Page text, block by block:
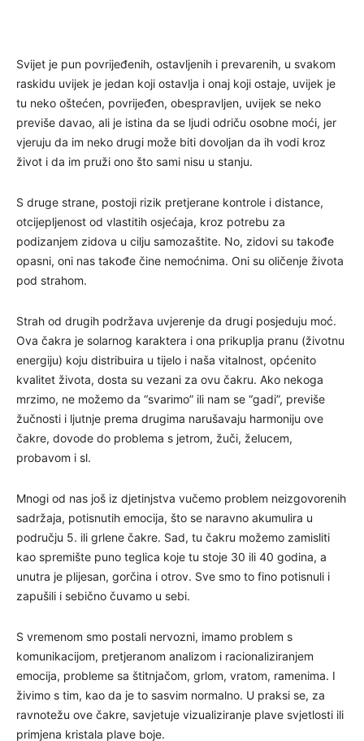
Svijet je pun povrijeđenih, ostavljenih i prevarenih, u svakom
raskidu uvijek je jedan koji ostavlja i onaj koji ostaje, uvijek je
tu neko oštećen, povrijeđen, obespravljen, uvijek se neko
previše davao, ali je istina da se ljudi odriču osobne moći, jer
vjeruju da im neko drugi može biti dovoljan da ih vodi kroz
život i da im pruži ono što sami nisu u stanju.
S druge strane, postoji rizik pretjerane kontrole i distance,
otcijepljenost od vlastitih osjećaja, kroz potrebu za
podizanjem zidova u cilju samozaštite. No, zidovi su takođe
opasni, oni nas takođe čine nemoćnima. Oni su oličenje života
pod strahom.
Strah od drugih podržava uvjerenje da drugi posjeduju moć.
Ova čakra je solarnog karaktera i ona prikuplja pranu (životnu
energiju) koju distribuira u tijelo i naša vitalnost, općenito
kvalitet života, dosta su vezani za ovu čakru. Ako nekoga
mrzimo, ne možemo da “svarimo” ili nam se “gadi”, previše
žučnosti i ljutnje prema drugima narušavaju harmoniju ove
čakre, dovode do problema s jetrom, žuči, želucem,
probavom i sl.
Mnogi od nas još iz djetinjstva vučemo problem neizgovorenih
sadržaja, potisnutih emocija, što se naravno akumulira u
području 5. ili grlene čakre. Sad, tu čakru možemo zamisliti
kao spremište puno teglica koje tu stoje 30 ili 40 godina, a
unutra je plijesan, gorčina i otrov. Sve smo to fino potisnuli i
zapušili i sebično čuvamo u sebi.
S vremenom smo postali nervozni, imamo problem s
komunikacijom, pretjeranom analizom i racionaliziranjem
emocija, probleme sa štitnjačom, grlom, vratom, ramenima. I
živimo s tim, kao da je to sasvim normalno. U praksi se, za
ravnotežu ove čakre, savjetuje vizualiziranje plave svjetlosti ili
primjena kristala plave boje.